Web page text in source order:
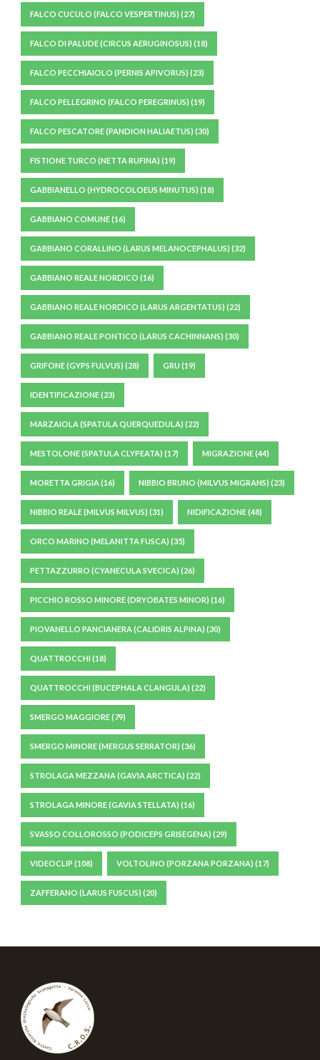
FALCO CUCULO (FALCO VESPERTINUS) (27)
FALCO DI PALUDE (CIRCUS AERUGINOSUS) (18)
FALCO PECCHIAIOLO (PERNIS APIVORUS) (23)
FALCO PELLEGRINO (FALCO PEREGRINUS) (19)
FALCO PESCATORE (PANDION HALIAETUS) (30)
FISTIONE TURCO (NETTA RUFINA) (19)
GABBIANELLO (HYDROCOLOEUS MINUTUS) (18)
GABBIANO COMUNE(16)
GABBIANO CORALLINO (LARUS MELANOCEPHALUS) (32)
GABBIANO REALE NORDICO (16)
GABBIANO REALE NORDICO (LARUS ARGENTATUS) (22)
GABBIANO REALE PONTICO (LARUS CACHINNANS) (30)
GRIFONE (GYPS FULVUS) (28) GRU (19)
IDENTIFICAZIONE(23)
MARZAIOLA (SPATULA QUERQUEDULA) (22)
MESTOLONE (SPATULA CLYPEATA) (17) MIGRAZIONE(44)
MORETTA GRIGIA(16) NIBBIO BRUNO (MILVUS MIGRANS) (23)
NIBBIO REALE (MILVUS MILVUS) (31) NIDIFICAZIONE(48)
ORCO MARINO (MELANITTA FUSCA) (35)
PETTAZZURRO (CYANECULA SVECICA) (26)
PICCHIO ROSSO MINORE (DRYOBATES MINOR) (16)
PIOVANELLO PANCIANERA (CALIDRIS ALPINA) (30)
QUATTROCCHI (18)
QUATTROCCHI (BUCEPHALA CLANGULA) (22)
SMERGO MAGGIORE(79)
SMERGO MINORE (MERGUS SERRATOR) (36)
STROLAGA MEZZANA (GAVIA ARCTICA) (22)
STROLAGA MINORE (GAVIA STELLATA) (16)
SVASSO COLLOROSSO (PODICEPS GRISEGENA) (29)
VIDEOCLIP (108) VOLTOLINO (PORZANA PORZANA) (17)
ZAFFERANO (LARUS FUSCUS) (20)